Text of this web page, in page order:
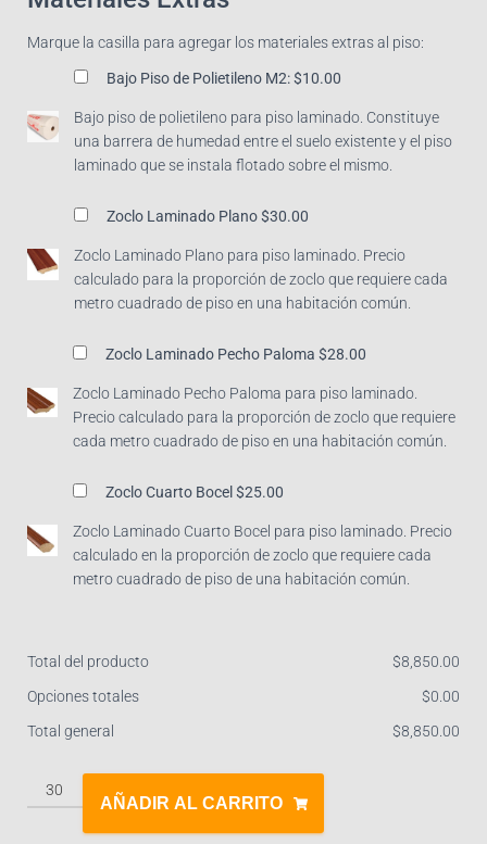
Marque la casilla para agregar los materiales extras al piso:
Bajo Piso de Polietileno M2:$10.00
Bajo piso de polietileno para piso laminado. Constituye
una barrera de humedad entre el suelo existente y el piso
laminado que se instala flotado sobre el mismo.
Zoclo Laminado Plano$30.00
Zoclo Laminado Plano para piso laminado. Precio
calculado para la proporción de zoclo que requiere cada
metro cuadrado de piso en una habitación común.
Zoclo Laminado Pecho Paloma $28.00
Zoclo Laminado Pecho Paloma para piso laminado.
Precio calculado para la proporción de zoclo que requiere
cada metro cuadrado de piso en una habitación común.
Zoclo Cuarto Bocel $25.00
Zoclo Laminado Cuarto Bocel para piso laminado. Precio
calculado en la proporción de zoclo que requiere cada
metro cuadrado de piso de una habitación común.
Total del producto $‎8,850.00
Opciones totales
$‎0.00
Total general
$‎8,850.00
AÑADIR AL CARRITO